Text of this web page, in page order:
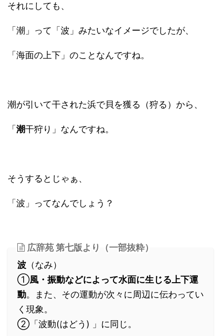
それにしても、
「潮」って「波」みたいなイメージでしたが、
「海面の上下」のことなんですね。
潮が引いて干された浜で貝を獲る（狩る）から、
「 潮干狩り」なんですね。
そうするとじゃぁ、
「波」ってなんでしょう？
広辞苑 第七版より（一部抜粋）
波 （なみ）
①風・振動などによって水面に生じる上下運
動。また、その運動が次々に周辺に伝わってい
く現象。
②「波動(はどう) 」に同じ。